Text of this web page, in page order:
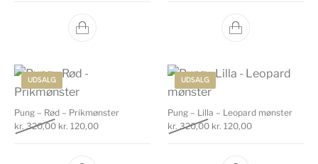
UDSALG
Pung – Rød – Prikmønster
kr. 320,00 Den oprindelige pris var: kr. 320,00.
kr. 120,00Den aktuelle pris er: kr. 120,00.
UDSALG
Pung – Lilla – Leopard mønster
kr. 320,00 Den oprindelige pris var:
kr. 120,00Den aktuelle